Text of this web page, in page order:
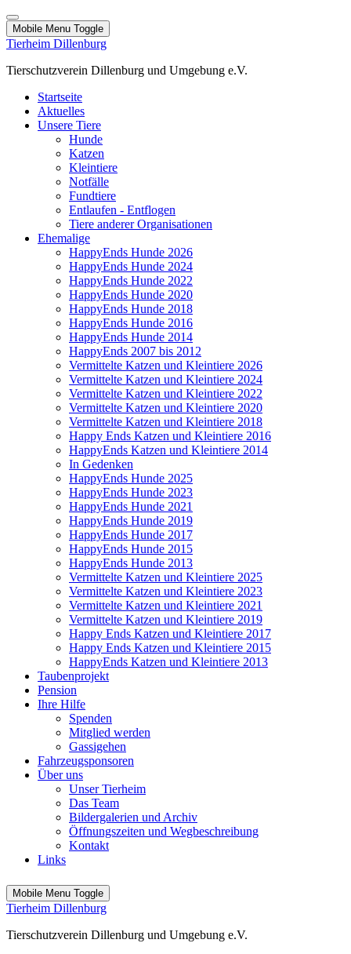
Mobile Menu Toggle
Tierheim Dillenburg
Tierschutzverein Dillenburg und Umgebung e.V.
Startseite
Aktuelles
Unsere Tiere
Hunde
Katzen
Kleintiere
Notfälle
Fundtiere
Entlaufen - Entflogen
Tiere anderer Organisationen
Ehemalige
HappyEnds Hunde 2026
HappyEnds Hunde 2024
HappyEnds Hunde 2022
HappyEnds Hunde 2020
HappyEnds Hunde 2018
HappyEnds Hunde 2016
HappyEnds Hunde 2014
HappyEnds 2007 bis 2012
Vermittelte Katzen und Kleintiere 2026
Vermittelte Katzen und Kleintiere 2024
Vermittelte Katzen und Kleintiere 2022
Vermittelte Katzen und Kleintiere 2020
Vermittelte Katzen und Kleintiere 2018
Happy Ends Katzen und Kleintiere 2016
HappyEnds Katzen und Kleintiere 2014
In Gedenken
HappyEnds Hunde 2025
HappyEnds Hunde 2023
HappyEnds Hunde 2021
HappyEnds Hunde 2019
HappyEnds Hunde 2017
HappyEnds Hunde 2015
HappyEnds Hunde 2013
Vermittelte Katzen und Kleintiere 2025
Vermittelte Katzen und Kleintiere 2023
Vermittelte Katzen und Kleintiere 2021
Vermittelte Katzen und Kleintiere 2019
Happy Ends Katzen und Kleintiere 2017
Happy Ends Katzen und Kleintiere 2015
HappyEnds Katzen und Kleintiere 2013
Taubenprojekt
Pension
Ihre Hilfe
Spenden
Mitglied werden
Gassigehen
Fahrzeugsponsoren
Über uns
Unser Tierheim
Das Team
Bildergalerien und Archiv
Öffnungszeiten und Wegbeschreibung
Kontakt
Links
Mobile Menu Toggle
Tierheim Dillenburg
Tierschutzverein Dillenburg und Umgebung e.V.